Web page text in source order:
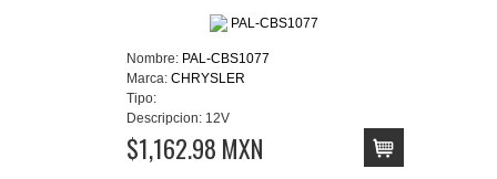
Nombre: PAL-CBS1077
Marca: CHRYSLER
Tipo:
Descripcion: 12V
$1,162.98 MXN